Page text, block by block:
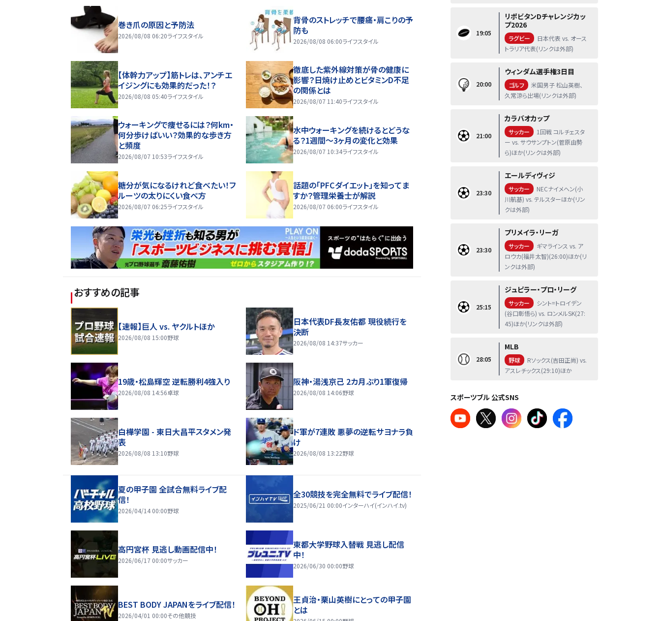
巻き爪の原因と予防法
2026/08/08 06:20ライフスタイル
背骨のストレッチで腰痛・肩こりの予
防も
2026/08/08 06:00ライフスタイル
【体幹力アップ】筋トレは、アンチエ
イジングにも効果的だった！？
2026/08/08 05:40ライフスタイル
徹底した紫外線対策が骨の健康に
影響？日焼け止めとビタミンD不足
の関係とは
2026/08/07 11:40ライフスタイル
ウォーキングで痩せるには？何km・
何分歩けばいい？効果的な歩き方
と頻度
2026/08/07 10:53ライフスタイル
水中ウォーキングを続けるとどうな
る？1週間～3ヶ月の変化と効果
2026/08/07 10:34ライフスタイル
糖分が気になるけれど食べたい！フ
ルーツの太りにくい食べ方
2026/08/07 06:25ライフスタイル
話題の「PFCダイエット」を知ってま
すか？管理栄養士が解説
2026/08/07 06:00ライフスタイル
おすすめの記事
【速報】巨人 vs. ヤクルトほか
2026/08/08 15:00野球
日本代表DF長友佑都 現役続行を
決断
2026/08/08 14:37サッカー
19歳・松島輝空 逆転勝利4強入り
2026/08/08 14:56卓球
阪神・湯浅京己 2カ月ぶり1軍復帰
2026/08/08 14:06野球
白樺学園 - 東日大昌平スタメン発
表
2026/08/08 13:10野球
ド軍が7連敗 悪夢の逆転サヨナラ負
け
2026/08/08 13:22野球
夏の甲子園 全試合無料ライブ配
信！
2026/04/14 00:00野球
全30競技を完全無料でライブ配信！
2025/06/21 00:00インターハイ(インハイ.tv)
高円宮杯 見逃し動画配信中！
2026/06/17 00:00サッカー
東都大学野球入替戦 見逃し配信
中！
2026/06/30 00:00野球
BEST BODY JAPANをライブ配信！
2026/04/01 00:00その他競技
王貞治・栗山英樹にとっての甲子園
とは
19:05
リポビタンDチャレンジカッ
プ2026
ラグビー
日本代表 vs. オース
トラリア代表(リンクは外部)
20:00
ウィンダム選手権3日目
ゴルフ
米国男子 松山英樹、
久常涼ら出場(リンクは外部)
21:00
カラバオカップ
サッカー
1回戦 コルチェスタ
ー vs. サウサンプトン(菅原由勢
ら)ほか(リンクは外部)
23:30
エールディヴィジ
サッカー
NECナイメヘン(小
川航基) vs. テルスターほか(リン
クは外部)
23:30
プリメイラ・リーガ
サッカー
ギマラインス vs. ア
ロウカ(福井太智)(26:00)ほか(リ
ンクは外部)
25:15
ジュピラー・プロ・リーグ
サッカー
シント=トロイデン
(谷口彰悟ら) vs. ロンメルSK(27:
45)ほか(リンクは外部)
28:05
MLB
野球
Rソックス(吉田正尚) vs.
アスレチックス(29:10)ほか
スポーツブル 公式SNS